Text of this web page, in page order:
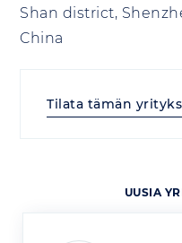
Shan district,
China
Tilata tämän
UUSIA